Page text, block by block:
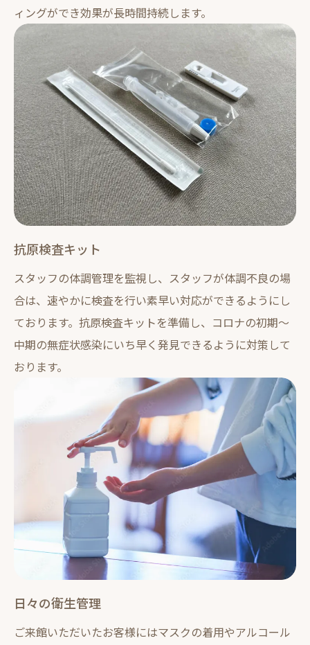
ィングができ効果が長時間持続します。
抗原検査キット
スタッフの体調管理を監視し、スタッフが体調不良の場
合は、速やかに検査を行い素早い対応ができるようにし
ております。抗原検査キットを準備し、コロナの初期〜
中期の無症状感染にいち早く発見できるように対策して
おります。
日々の衛生管理
ご来館いただいたお客様にはマスクの着用やアルコール